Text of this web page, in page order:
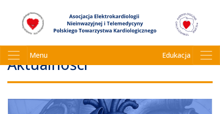
Menu Edukacja
Aktualności